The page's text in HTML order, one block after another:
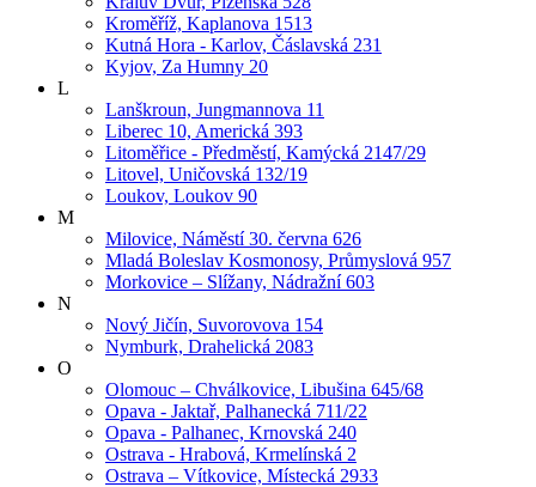
Kroměříž, Kaplanova 1513
Kutná Hora - Karlov, Čáslavská 231
Kyjov, Za Humny 20
L
Lanškroun, Jungmannova 11
Liberec 10, Americká 393
Litoměřice - Předměstí, Kamýcká 2147/29
Litovel, Uničovská 132/19
Loukov, Loukov 90
M
Milovice, Náměstí 30. června 626
Mladá Boleslav Kosmonosy, Průmyslová 957
Morkovice – Slížany, Nádražní 603
N
Nový Jičín, Suvorovova 154
Nymburk, Drahelická 2083
O
Olomouc – Chválkovice, Libušina 645/68
Opava - Jaktař, Palhanecká 711/22
Opava - Palhanec, Krnovská 240
Ostrava - Hrabová, Krmelínská 2
Ostrava – Vítkovice, Místecká 2933